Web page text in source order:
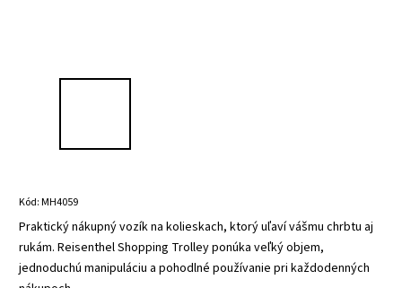
Kód:MH4059
Praktický nákupný vozík na kolieskach, ktorý uľaví vášmu chrbtu aj
rukám. Reisenthel Shopping Trolley ponúka veľký objem,
jednoduchú manipuláciu a pohodlné používanie pri každodenných